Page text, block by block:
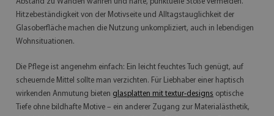
Hitzebeständigkeit von der Motivseite und Alltagstauglichkeit der
Glasoberfläche machen die Nutzung unkompliziert, auch in lebendigen
Wohnsituationen.
Die Pflege ist angenehm einfach: Ein leicht feuchtes Tuch genügt, auf
scheuernde Mittel sollte man verzichten. Für Liebhaber einer haptisch
wirkenden Anmutung bieten glasplatten mit textur-designs optische
Tiefe ohne bildhafte Motive – ein anderer Zugang zur Materialästhetik,